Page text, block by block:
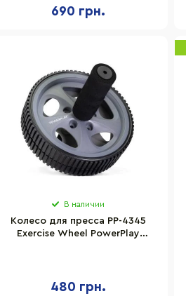
690 грн.
В наличии
Колесо для пресса PP-4345
Exercise Wheel PowerPlay
480 грн.